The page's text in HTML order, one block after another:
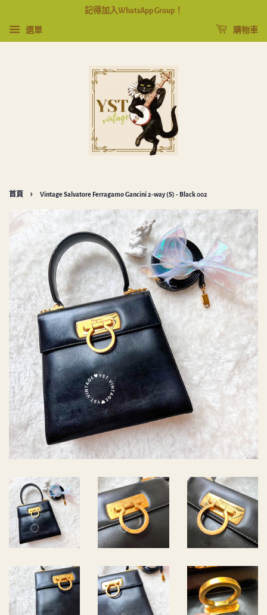
記得加入WhatsApp Group！
選單 購物車
首頁 › Vintage Salvatore Ferragamo Gancini 2-way (S) - Black 002